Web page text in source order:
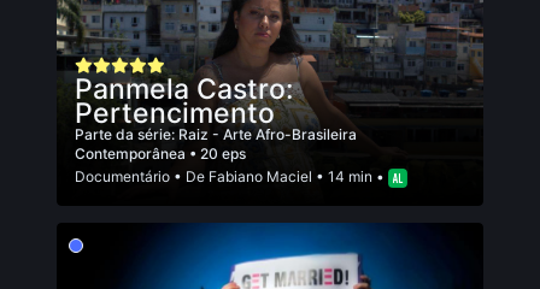
Panmela Castro:
Pertencimento
Parte da série: Raiz - Arte Afro-Brasileira
Contemporânea • 20 eps
Documentário • De Fabiano Maciel • 14 min •